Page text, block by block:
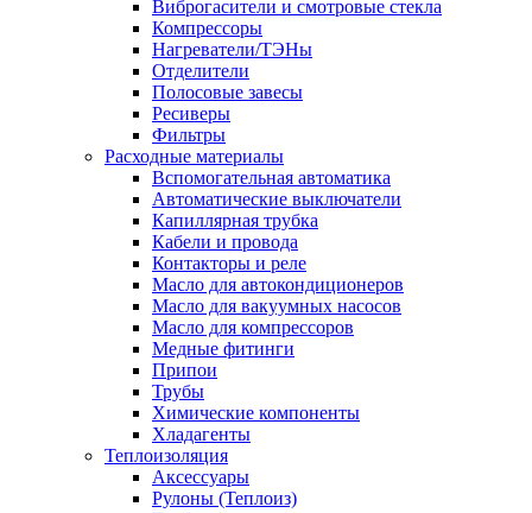
Виброгасители и смотровые стекла
Компрессоры
Нагреватели/ТЭНы
Отделители
Полосовые завесы
Ресиверы
Фильтры
Расходные материалы
Вспомогательная автоматика
Автоматические выключатели
Капиллярная трубка
Кабели и провода
Контакторы и реле
Масло для автокондиционеров
Масло для вакуумных насосов
Масло для компрессоров
Медные фитинги
Припои
Трубы
Химические компоненты
Хладагенты
Теплоизоляция
Аксессуары
Рулоны (Теплоиз)